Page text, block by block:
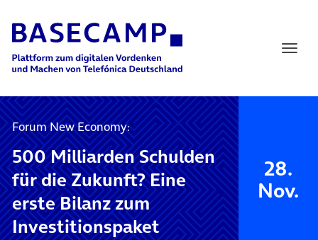
Main Navigation
Forum New Economy:
500 Milliarden Schulden
für die Zukunft? Eine
erste Bilanz zum
Investitionspaket
28.
Nov.